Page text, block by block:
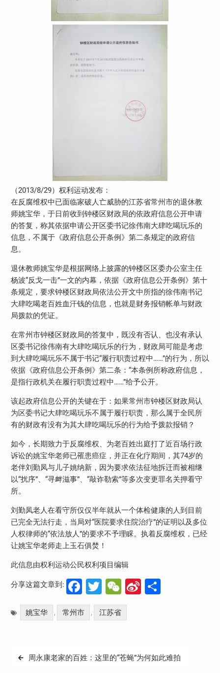
（2013/8/29）权利运动发布：
在反腐维权中已面临家破人亡威胁的江苏省常州市的退休教
师姚宝华，于日前收到钟楼区财政局的依政府信息公开申请
的答复，称其依据申请公开区委书记徐伟南大肆吃喝玩乐的
信息，不属于《政府信息公开条例》第二条规定的政府信
息。
退休教师姚宝华是根据网络上披露的钟楼区区委办公室主任
杨波“反戈一击”一文的内幕，依据《政府信息公开条例》第十
条规定，要求钟楼区财政局依法公开文中所指的徐伟南书记
大肆吃喝老百姓血汗钱的信息，也就是财务报销帐单与财政
局拨款的凭证。
在常州市钟楼区财政局的答复中，既没有否认、也没有承认
区委书记徐伟南有大肆吃喝玩乐的行为，财政局可能是考虑
到大肆吃喝玩乐不属于书记“履行职责过程中……”的行为，所以
依据《政府信息公开条例》第二条：“本条例所称政府信息，
是指行政机关在履行职责过程中……”给予公开。
该起政府信息公开的关键在于：如果常州市钟楼区财政局认
为区委书记大肆吃喝玩乐不属于履行职责，那么属于全民所
有的财政有没有为其大肆吃喝玩乐的行为给予拨款报销？
如今，长期致力于反腐维权、为老百姓出庭打了近百场行政
诉讼的姚宝华老师已罹患癌症，并正在化疗期间，其74岁的
老伴刘勤凤与儿子姚纳新，因为要求依法征地拆迁而被相继
以“扰序”、“寻衅滋事”、“敲诈勒索”等多次变更罪名关押看守
所。
刘勤凤老人在看守所仅仅半年就从一个体检健康的人到目前
已完全无法行走，当局对“医院要求住院治疗”的证明以及多位
人权律师的“依法放人”的要求不予理睬。执着反腐维权，已经
让姚宝华老师走上玉石俱焚！
此信息由权利运动公民权利项目编辑
分享这篇文章到: Facebook
Twitter
WeChat
Sina
姚宝华 , 常州市 , 江苏省
文
周永康老家的百姓：这里的“苍蝇”为何如此难拍